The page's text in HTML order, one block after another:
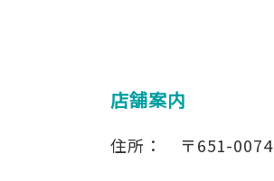
店舗案内
住所： 〒651-0074